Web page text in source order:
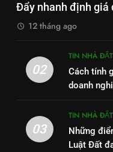
Đẩy nhanh định giá
12 tháng ago
02
TIN NHÀ ĐẤT
Cách tính
doanh
03
TIN NHÀ ĐẤT
Những
Luật Đất